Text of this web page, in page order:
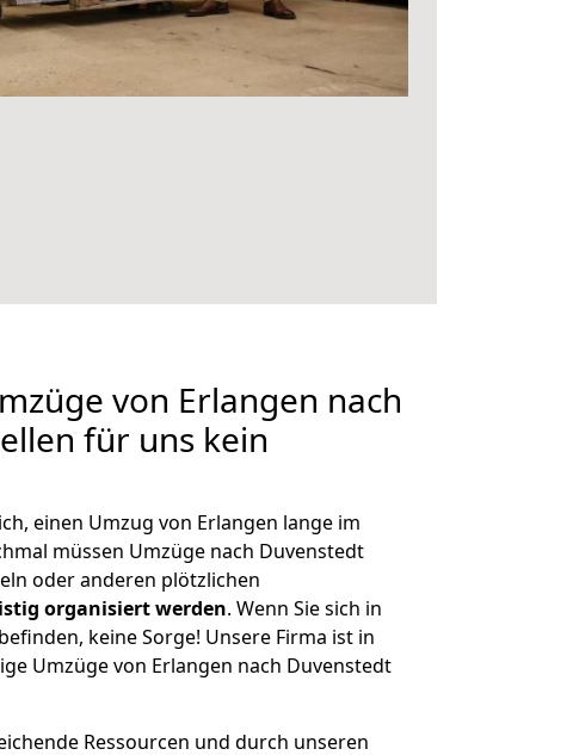
von Erlangen nach
für uns kein
einen Umzug von Erlangen lange im
müssen Umzüge nach Duvenstedt
oder anderen plötzlichen
organisiert werden. Wenn Sie sich in
keine Sorge! Unsere Firma ist in
Umzüge von Erlangen nach Duvenstedt
Ressourcen und durch unseren